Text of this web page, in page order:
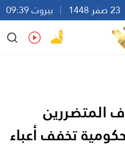
بيروت 09:39
Ar
En Fr Es
المتضررين
تخفف أعباء